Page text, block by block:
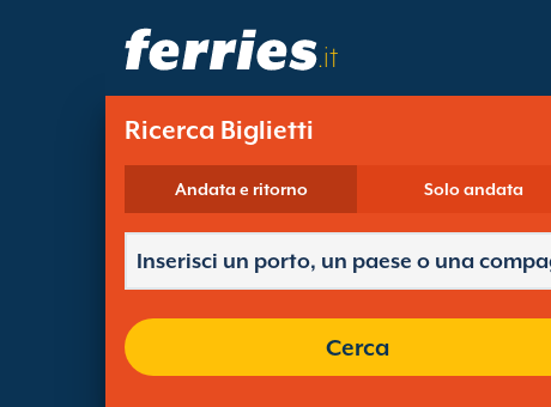
.it
Ricerca Biglietti
Andata e ritorno Solo andata
Cerca